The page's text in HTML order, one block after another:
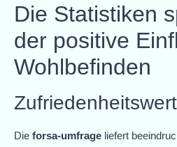
Die Statistiken
der positive
Wohlbefinden
Die forsa-umfrage liefert